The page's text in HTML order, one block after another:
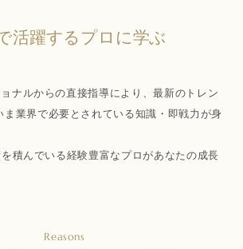
活躍するプロに学ぶ
ナルからの直接指導により、最新のトレン
ま業界で必要とされている知識・即戦力が身
積んでいる経験豊富なプロがあなたの成長
Reasons